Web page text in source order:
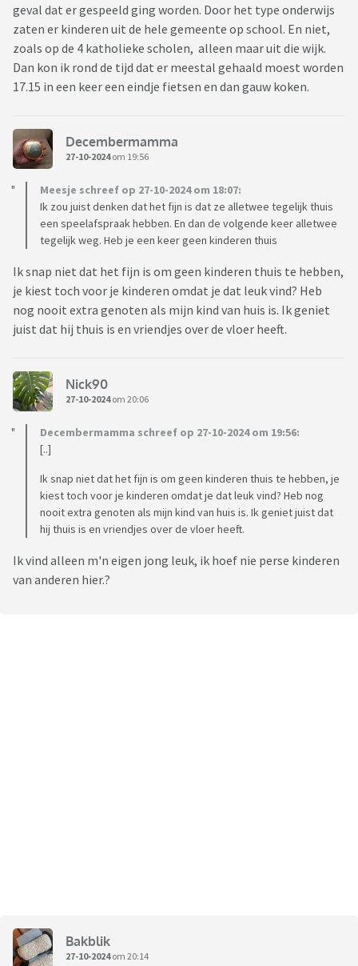
geval dat er gespeeld ging worden. Door het type onderwijs
zaten er kinderen uit de hele gemeente op school. En niet,
zoals op de 4 katholieke scholen, alleen maar uit die wijk.
Dan kon ik rond de tijd dat er meestal gehaald moest worden
17.15 in een keer een eindje fietsen en dan gauw koken.
Decembermamma
27-10-2024om 19:56
Meesje schreef op 27-10-2024 om 18:07:
Ik zou juist denken dat het fijn is dat ze alletwee tegelijk thuis
een speelafspraak hebben. En dan de volgende keer alletwee
tegelijk weg. Heb je een keer geen kinderen thuis
Ik snap niet dat het fijn is om geen kinderen thuis te hebben,
je kiest toch voor je kinderen omdat je dat leuk vind? Heb
nog nooit extra genoten als mijn kind van huis is. Ik geniet
juist dat hij thuis is en vriendjes over de vloer heeft.
Nick90
27-10-2024om 20:06
Decembermamma schreef op 27-10-2024 om 19:56:
[..]
Ik snap niet dat het fijn is om geen kinderen thuis te hebben, je
kiest toch voor je kinderen omdat je dat leuk vind? Heb nog
nooit extra genoten als mijn kind van huis is. Ik geniet juist dat
hij thuis is en vriendjes over de vloer heeft.
Ik vind alleen m'n eigen jong leuk, ik hoef nie perse kinderen
van anderen hier.?
Bakblik
27-10-2024om 20:14